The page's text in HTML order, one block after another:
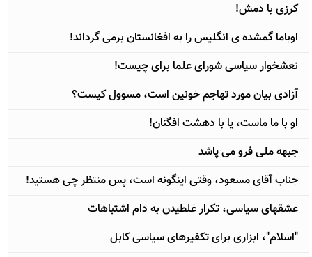
کرزی با دمش!
اوباما گمشده ی انگليس را به افغانستان برمی گرداند!
نعشخوار سیاسی شورای علما برای چیست!
آزادی بيان مورد تهاجم خونين است، مسوول کيست؟
او با ما ماست، یا با دهشت افگنان!
جبهه ملی فرو می پاشد
جناب آقای مسعود، وقتی اینگونه است، پس منتظر چی هستید!
عشقهای سیاسی، تکرار غلطیدن به دام اشتباهات
"اسلام"، ابزاری برای تکفیرهای سیاسی کابل